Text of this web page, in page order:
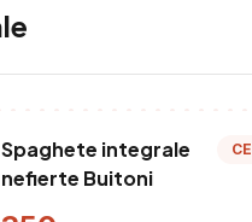
Spaghete integrale
nefierte Buitoni